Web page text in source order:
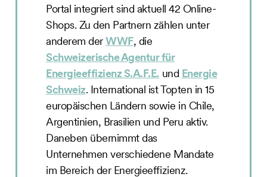
Portal integriert sind aktuell 42 Online-
Shops. Zu den Partnern zählen unter
anderem derWWF, die
Schweizerische Agentur für
Energieeffizienz S.A.F.E. und Energie
Schweiz. International ist Topten in 15
europäischen Ländern sowie in Chile,
Argentinien, Brasilien und Peru aktiv.
Daneben übernimmt das
Unternehmen verschiedene Mandate
im Bereich der Energieeffizienz.